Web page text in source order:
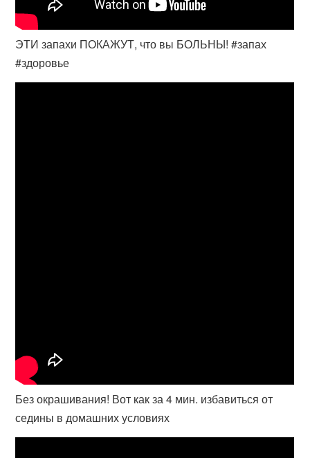
ЭТИ запахи ПОКАЖУТ, что вы БОЛЬНЫ! #запах
#здоровье
Без окрашивания! Вот как за 4 мин. избавиться от
седины в домашних условиях